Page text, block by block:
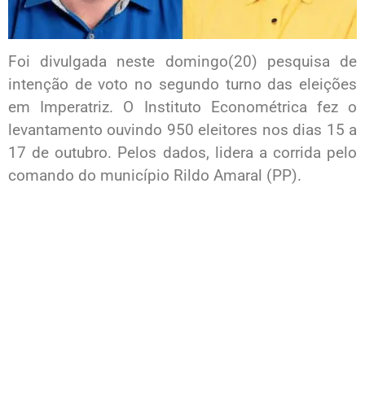
Foi divulgada neste domingo(20) pesquisa de
intenção de voto no segundo turno das eleições
em Imperatriz. O Instituto Econométrica fez o
levantamento ouvindo 950 eleitores nos dias 15 a
17 de outubro. Pelos dados, lidera a corrida pelo
comando do município Rildo Amaral (PP).